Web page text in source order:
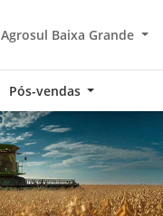
Agrosul Baixa Grande
Pós-vendas